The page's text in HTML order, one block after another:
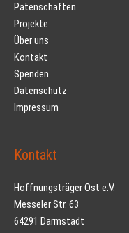
Patenschaften
Projekte
Über uns
Kontakt
Spenden
Datenschutz
Impressum
Kontakt
Hoffnungsträger Ost e.V.
Messeler Str. 63
64291 Darmstadt